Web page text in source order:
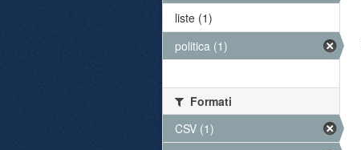
liste (1)
politica (1)
Formati
CSV (1)